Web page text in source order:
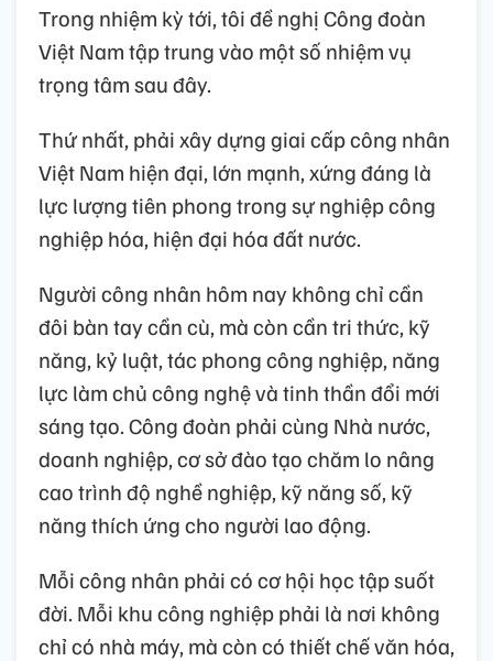
Trong nhiệm kỳ tới, tôi đề nghị Công đoàn
Việt Nam tập trung vào một số nhiệm vụ
trọng tâm sau đây.
Thứ nhất, phải xây dựng giai cấp công nhân
Việt Nam hiện đại, lớn mạnh, xứng đáng là
lực lượng tiên phong trong sự nghiệp công
nghiệp hóa, hiện đại hóa đất nước.
Người công nhân hôm nay không chỉ cần
đôi bàn tay cần cù, mà còn cần tri thức, kỹ
năng, kỷ luật, tác phong công nghiệp, năng
lực làm chủ công nghệ và tinh thần đổi mới
sáng tạo. Công đoàn phải cùng Nhà nước,
doanh nghiệp, cơ sở đào tạo chăm lo nâng
cao trình độ nghề nghiệp, kỹ năng số, kỹ
năng thích ứng cho người lao động.
Mỗi công nhân phải có cơ hội học tập suốt
đời. Mỗi khu công nghiệp phải là nơi không
chỉ có nhà máy, mà còn có thiết chế văn hóa,